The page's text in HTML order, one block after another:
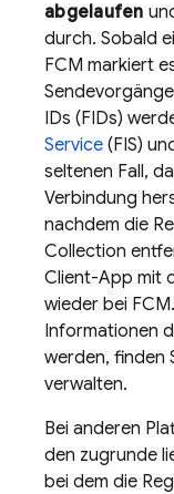
abgelaufen
durch. Sobald
FCM markiert
IDs (FIDs)
Service (FIS)
seltenen Fall,
Verbindung
nachdem die
Collection
Client-App mit
wieder bei FCM
Informationen
werden, finden
verwalten.
Bei anderen
den zugrunde
bei dem die